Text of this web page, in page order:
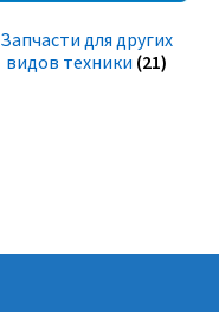
Запчасти для других
видов техники (21)